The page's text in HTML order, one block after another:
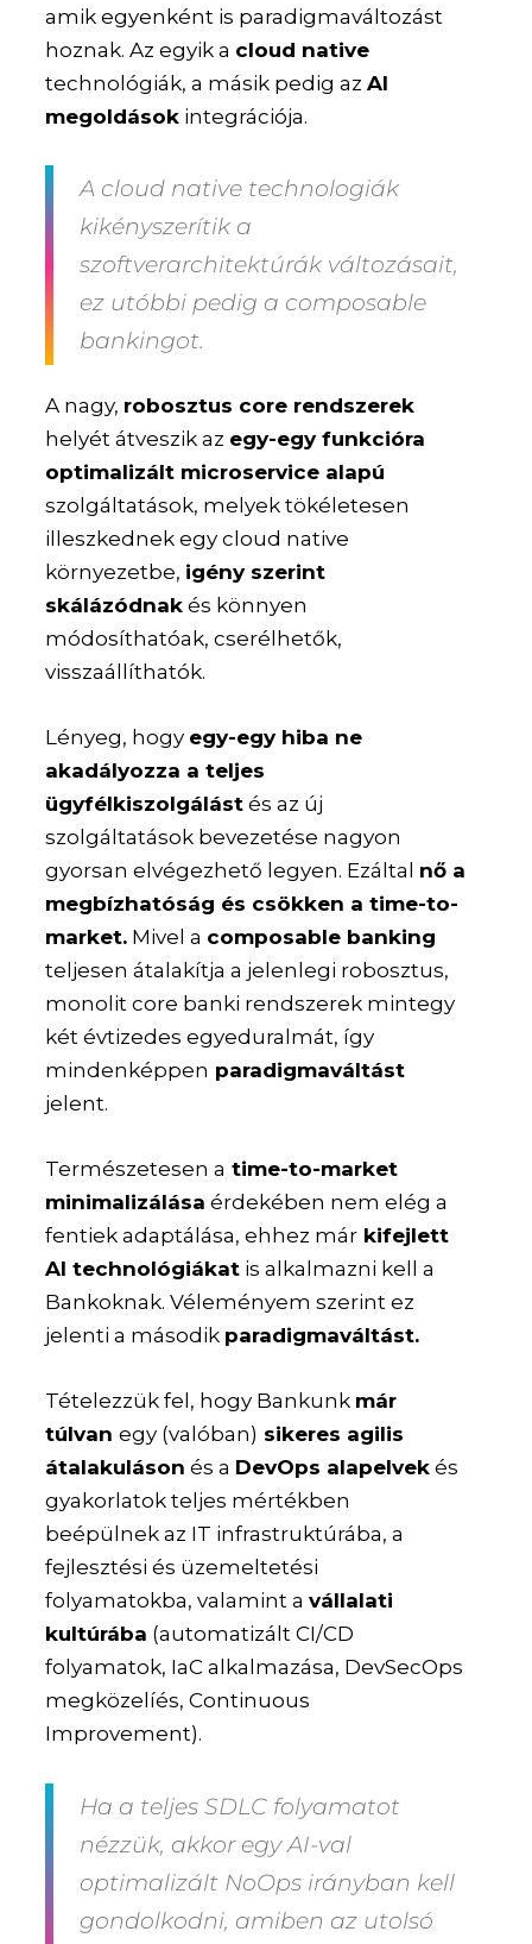
amik egyenként is paradigmaváltozást
hoznak. Az egyik a cloud native
technológiák, a másik pedig azAI
megoldások integrációja.
A cloud native technologiák
kikényszerítik a
szoftverarchitektúrák változásait,
ez utóbbi pedig a composable
bankingot.
A nagy, robosztus core rendszerek
helyét átveszik az egy-egy funkcióra
optimalizált microservice alapú
szolgáltatások, melyek tökéletesen
illeszkednek egy cloud native
környezetbe, igény szerint
skálázódnak és könnyen
módosíthatóak, cserélhetők,
visszaállíthatók.
Lényeg, hogy egy-egy hiba ne
akadályozza a teljes
ügyfélkiszolgálást és az új
szolgáltatások bevezetése nagyon
gyorsan elvégezhető legyen. Ezáltal nő a
megbízhatóság és csökken a time-to-
market. Mivel a composable banking
teljesen átalakítja a jelenlegi robosztus,
monolit core banki rendszerek mintegy
két évtizedes egyeduralmát, így
mindenképpen paradigmaváltást
jelent.
Természetesen a time-to-market
minimalizálása érdekében nem elég a
fentiek adaptálása, ehhez már kifejlett
AI technológiákat is alkalmazni kell a
Bankoknak. Véleményem szerint ez
jelenti a második paradigmaváltást.
Tételezzük fel, hogy Bankunk már
túlvanegy (valóban) sikeres agilis
átalakuláson és a DevOps alapelvek és
gyakorlatok teljes mértékben
beépülnek az IT infrastruktúrába, a
fejlesztési és üzemeltetési
folyamatokba, valamint avállalati
kultúrába (automatizált CI/CD
folyamatok, IaC alkalmazása, DevSecOps
megközelíés, Continuous
Improvement).
Ha a teljes SDLC folyamatot
nézzük, akkor egy AI-val
optimalizált NoOps irányban kell
gondolkodni, amiben az utolsó